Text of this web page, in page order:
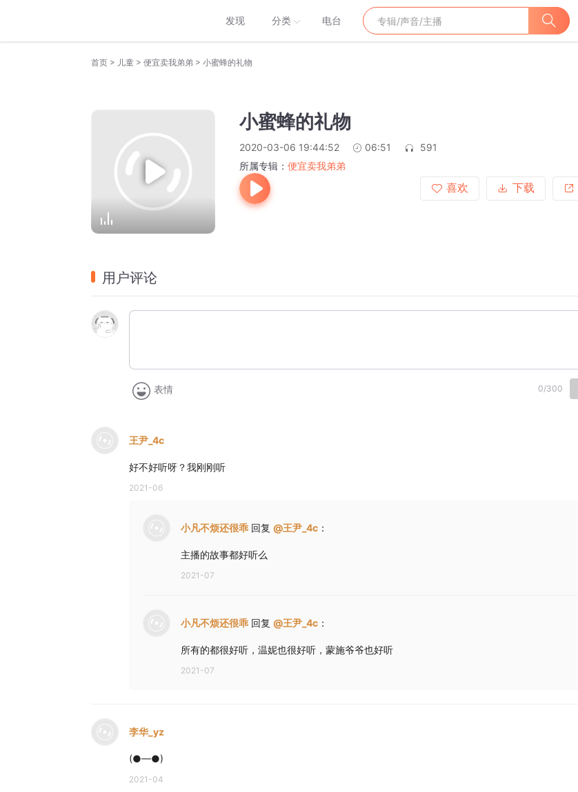
发现 分类 电台
首页 > 儿童 > 便宜卖我弟弟 > 小蜜蜂的礼物
小蜜蜂的礼物
2020-03-06 19:44:52 06:51
591
所属专辑： 便宜卖我弟弟
喜欢
下载
用户评论
表情 0/300
王尹_4c
好不好听呀？我刚刚听
2021-06
小凡不烦还很乖 回复 @王尹_4c ：
主播的故事都好听么
2021-07
小凡不烦还很乖 回复 @王尹_4c ：
所有的都很好听，温妮也很好听，蒙施爷爷也好听
2021-07
李华_yz
(●—●)
2021-04